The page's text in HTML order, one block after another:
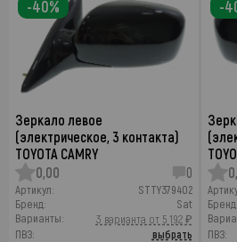
Зеркало левое
(электрическое, 3 контакта)
TOYOTA CAMRY
0,00
0
Артикул:
STTY379402
Бренд:
Sat
Варианты:
3 варианта от 5 192 ₽
ПВЗ:
выбрать
-40%
Бренд:
ПВЗ:
-